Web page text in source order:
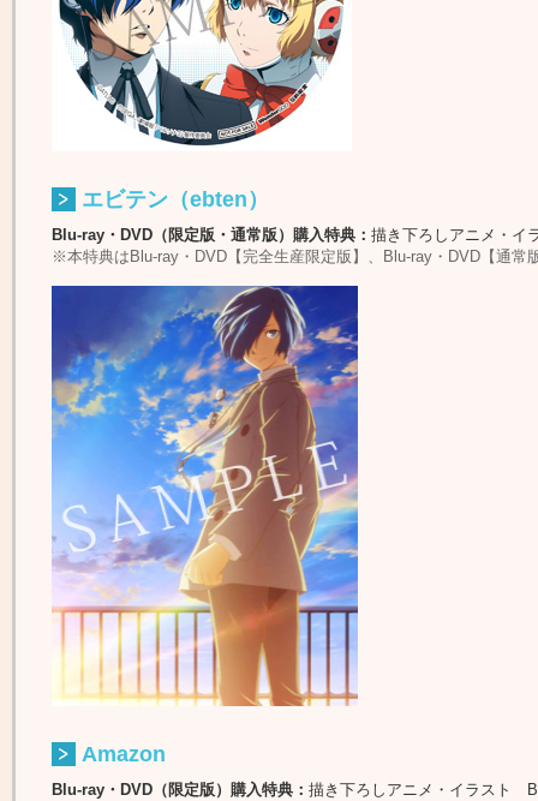
エビテン（ebten）
Blu-ray・DVD（限定版・通常版）購入特典： 描き下ろしアニメ・イ
※本特典はBlu-ray・DVD【完全生産限定版】、Blu-ray・DVD【通常
Amazon
Blu-ray・DVD（限定版）購入特典： 描き下ろしアニメ・イラスト